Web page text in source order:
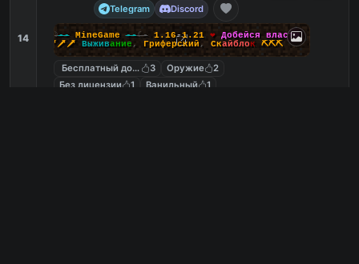
14
Telegram
Discord
-☽-- MineGame --☾- 1.16-1.21 ❤ Добейся власти
🗡🗡🗡
Выживание , Гриферский , Скайблок ⛏️⛏️⛏️
Бесплатный донат 3 Оружие
2
Без лицензии
1 Ванильный 1